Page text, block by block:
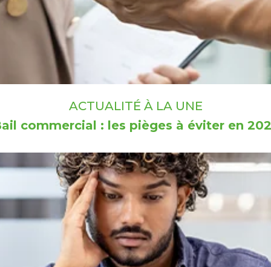
ACTUALITÉ À LA UNE
commercial : les pièges à éviter en